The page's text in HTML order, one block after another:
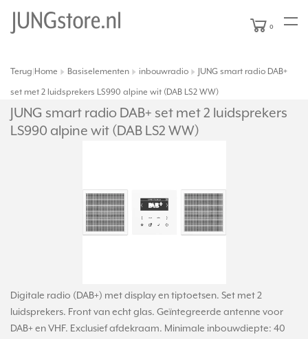
0
Terug Home Basiselementen inbouwradio
JUNG smart radio DAB+
set met 2 luidsprekers LS990 alpine wit (DAB LS2 WW)
JUNG smart radio DAB+ set met 2 luidsprekers
LS990 alpine wit (DAB LS2 WW)
Digitale radio (DAB+) met display en tiptoetsen. Set met 2
luidsprekers. Front van echt glas. Geïntegreerde antenne voor
DAB+ en VHF. Exclusief afdekraam. Minimale inbouwdiepte: 40